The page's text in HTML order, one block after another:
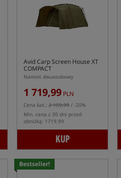
Avid Carp Screen House XT
COMPACT
Namiot dwuosobowy
1 719,99 PLN
Cena kat.: 2 159,99 / -20%
Min. cena z 30 dni przed
obniżką: 1719.99
KUP
Bestseller!